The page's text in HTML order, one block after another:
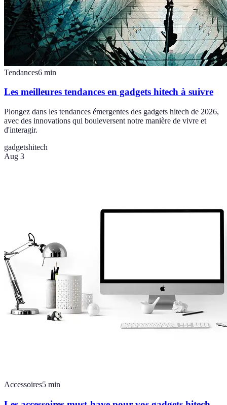
Tendances6 min
Les meilleures tendances en gadgets hitech à suivre
Plongez dans les tendances émergentes des gadgets hitech de 2026,
avec des innovations qui bouleversent notre manière de vivre et
d'interagir.
gadgetshitech
Aug 3
Accessoires5 min